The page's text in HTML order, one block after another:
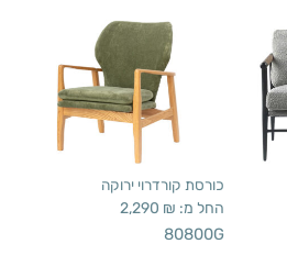
כורסת קורדרוי ירוקה
החל מ: 2,290 ₪
80800G